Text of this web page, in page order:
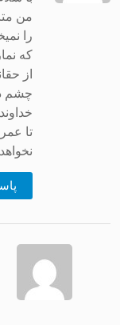
من
را
که
از
چشم
تا